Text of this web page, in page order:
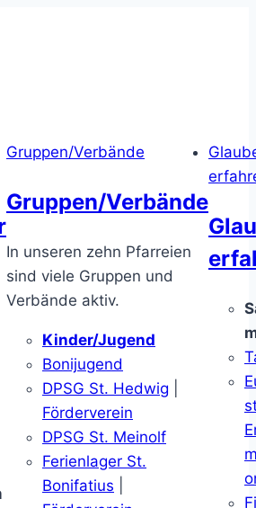
Gruppen/Verbände
Gruppen/Verbände
In unseren zehn Pfarreien
sind viele Gruppen und
Verbände aktiv.
Kinder/Jugend
Bonijugend
DPSG St. Hedwig
Förderverein
DPSG St. Meinolf
Ferienlager St.
Bonifatius